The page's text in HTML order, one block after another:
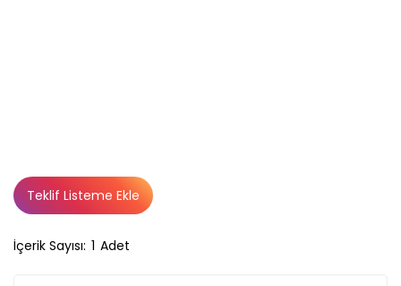
İçerik Sayısı: 1 Adet
Teklif Listeme Ekle